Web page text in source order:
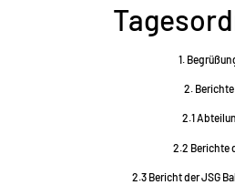
1.
2. Berichte
2.1
2.2 Berichte
2.3 Bericht der JSG